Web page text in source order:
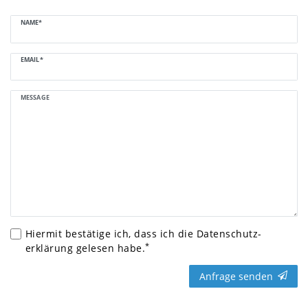
NAME*
EMAIL*
MESSAGE
Hiermit bestätige ich, dass ich die Daten­schutz­
erklärung gelesen habe.*
Ceres::Template.mailFormHoneypotLabel
Anfrage senden